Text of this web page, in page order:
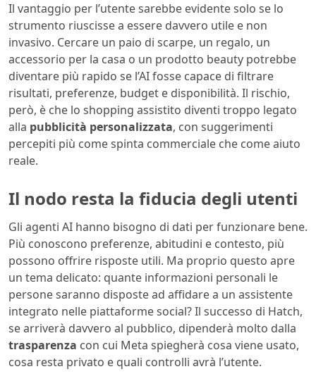
Il vantaggio per l’utente sarebbe evidente solo se lo
strumento riuscisse a essere davvero utile e non
invasivo. Cercare un paio di scarpe, un regalo, un
accessorio per la casa o un prodotto beauty potrebbe
diventare più rapido se l’AI fosse capace di filtrare
risultati, preferenze, budget e disponibilità. Il rischio,
però, è che lo shopping assistito diventi troppo legato
alla pubblicità personalizzata, con suggerimenti
percepiti più come spinta commerciale che come aiuto
reale.
Il nodo resta la fiducia degli utenti
Gli agenti AI hanno bisogno di dati per funzionare bene.
Più conoscono preferenze, abitudini e contesto, più
possono offrire risposte utili. Ma proprio questo apre
un tema delicato: quante informazioni personali le
persone saranno disposte ad affidare a un assistente
integrato nelle piattaforme social? Il successo di Hatch,
se arriverà davvero al pubblico, dipenderà molto dalla
trasparenza con cui Meta spiegherà cosa viene usato,
cosa resta privato e quali controlli avrà l’utente.